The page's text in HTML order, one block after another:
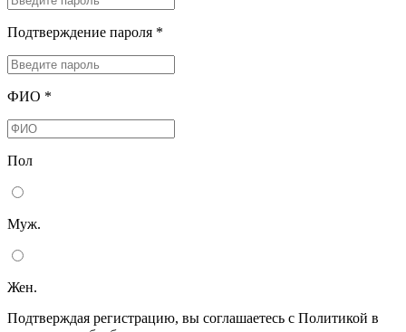
Подтверждение пароля *
ФИО *
Пол
Муж.
Жен.
Подтверждая регистрацию, вы соглашаетесь с Политикой в